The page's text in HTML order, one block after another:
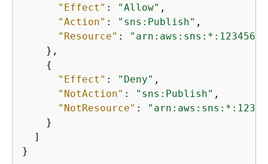
"Effect" : "Allow" ,
"Action" : "sns:Publish" ,
"Resource" :
    },
{
"Effect" : "Deny" ,
"NotAction" : "sns:Publish" ,
"NotResource" :
    }
  ]
}